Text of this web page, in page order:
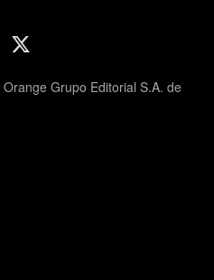
Grupo Editorial S.A. de